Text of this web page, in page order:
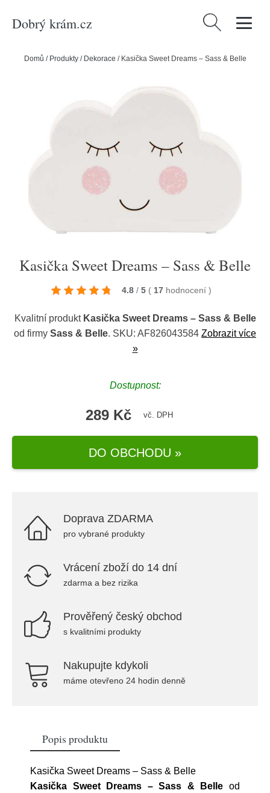
Dobrý krám.cz Vyhledávání
Domů / Produkty / Dekorace / Kasička Sweet Dreams – Sass & Belle
Kasička Sweet Dreams – Sass & Belle
4.8 / 5 ( 17 hodnocení )
Kvalitní produkt Kasička Sweet Dreams – Sass & Belle
od firmy Sass & Belle. SKU: AF826043584 Zobrazit více
»
Dostupnost:
289 Kč vč. DPH
DO OBCHODU »
Doprava ZDARMA
pro vybrané produkty
Vrácení zboží do 14 dní
zdarma a bez rizika
Prověřený český obchod
s kvalitními produkty
Nakupujte kdykoli
máme otevřeno 24 hodin denně
Popis produktu
Kasička Sweet Dreams – Sass & Belle
Kasička Sweet Dreams – Sass & Belle od